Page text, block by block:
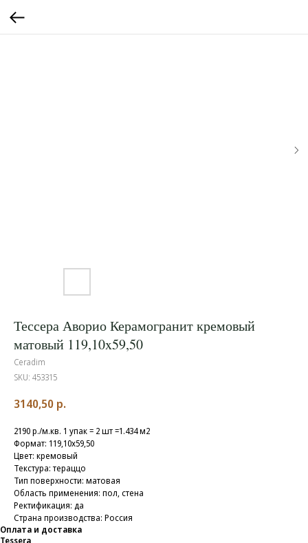
Тессера Аворио Керамогранит кремовый
матовый 119,10x59,50
Ceradim
SKU: 453315
3140,50 р.
2190 р./м.кв. 1 упак = 2 шт =1.434 м2
Формат: 119,10x59,50
Цвет: кремовый
Текстура: тераццо
Тип поверхности: матовая
Область применения: пол, стена
Ректификация: да
Страна производства: Россия
Оплата и доставка